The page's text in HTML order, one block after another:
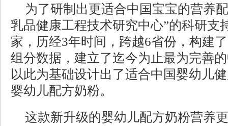
为了研制出更适合中国宝宝的营养
乳品健康工程技术研究中心”的科研支
家，历经3年时间，跨越6省份，构建
组分数据，建立了迄今为止最为完善
以此为基础设计出了适合中国婴幼儿
婴幼儿配方奶粉。
这款新升级的婴幼儿配方奶粉营养